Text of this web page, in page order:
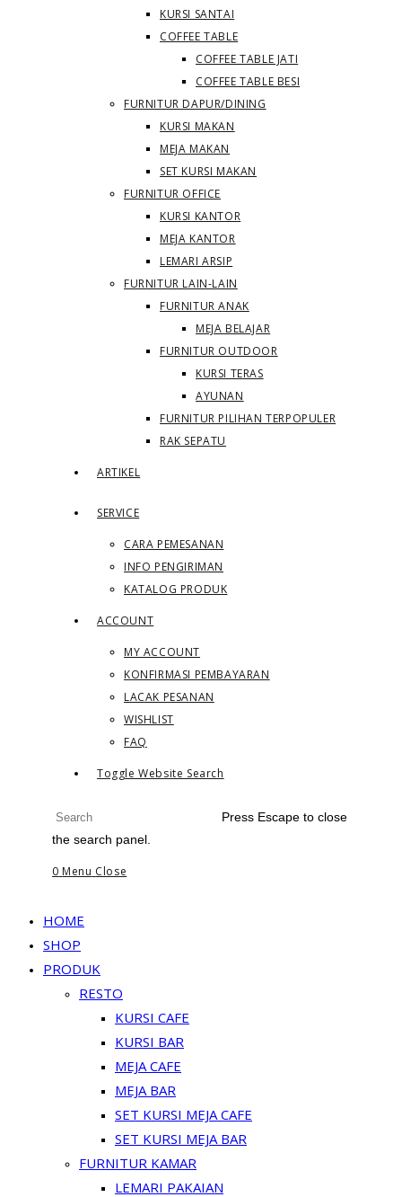
KURSI SANTAI
COFFEE TABLE
COFFEE TABLE JATI
COFFEE TABLE BESI
FURNITUR DAPUR/DINING
KURSI MAKAN
MEJA MAKAN
SET KURSI MAKAN
FURNITUR OFFICE
KURSI KANTOR
MEJA KANTOR
LEMARI ARSIP
FURNITUR LAIN-LAIN
FURNITUR ANAK
MEJA BELAJAR
FURNITUR OUTDOOR
KURSI TERAS
AYUNAN
FURNITUR PILIHAN TERPOPULER
RAK SEPATU
ARTIKEL
SERVICE
CARA PEMESANAN
INFO PENGIRIMAN
KATALOG PRODUK
ACCOUNT
MY ACCOUNT
KONFIRMASI PEMBAYARAN
LACAK PESANAN
WISHLIST
FAQ
Toggle Website Search
Press Escape to close
the search panel.
0 Menu Close
HOME
SHOP
PRODUK
RESTO
KURSI CAFE
KURSI BAR
MEJA CAFE
MEJA BAR
SET KURSI MEJA CAFE
SET KURSI MEJA BAR
FURNITUR KAMAR
LEMARI PAKAIAN